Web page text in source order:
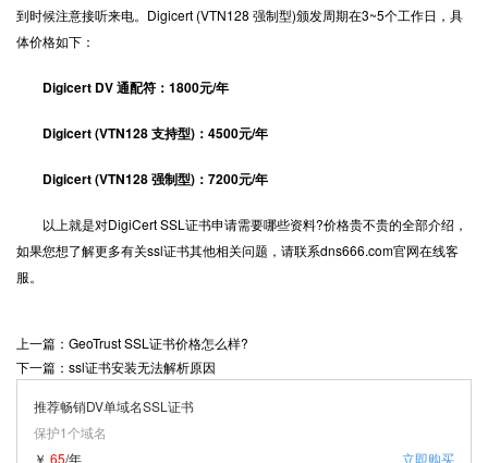
到时候注意接听来电。Digicert (VTN128 强制型)颁发周期在3~5个工作日，具
体价格如下：
Digicert DV 通配符：1800元/年
Digicert (VTN128 支持型)：4500元/年
Digicert (VTN128 强制型)：7200元/年
以上就是对DigiCert SSL证书申请需要哪些资料?价格贵不贵的全部介绍，
如果您想了解更多有关ssl证书其他相关问题，请联系dns666.com官网在线客
服。
上一篇：GeoTrust SSL证书价格怎么样?
下一篇：ssl证书安装无法解析原因
推荐畅销DV单域名SSL证书
保护1个域名
立即购买
￥ 65/年